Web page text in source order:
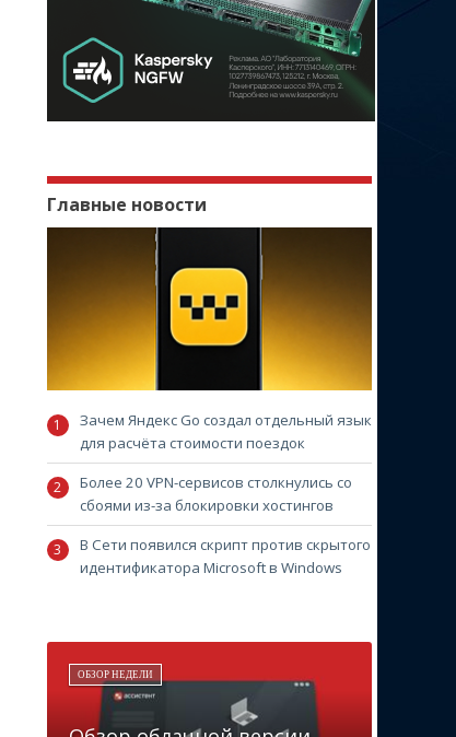
Главные новости
Зачем Яндекс Go создал отдельный язык
для расчёта стоимости поездок
Более 20 VPN-сервисов столкнулись со
сбоями из-за блокировки хостингов
В Сети появился скрипт против скрытого
идентификатора Microsoft в Windows
ОБЗОР НЕДЕЛИ